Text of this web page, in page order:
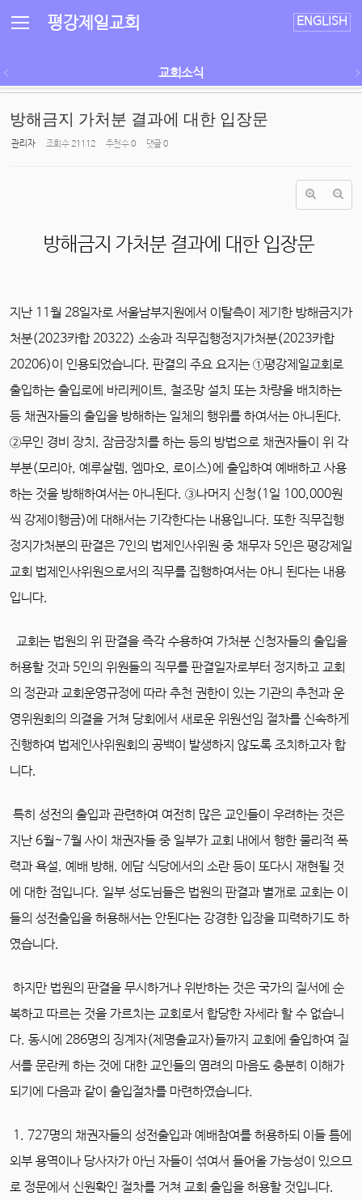
평강제일교회 ENGLISH
교회소식
방해금지 가처분 결과에 대한 입장문
관리자 조회 수21112 추천 수0 댓글0
방해금지 가처분 결과에 대한 입장문
지난 11월 28일자로 서울남부지원에서 이탈측이 제기한 방해금지가
처분(2023카합 20322) 소송과 직무집행정지가처분(2023카합
20206)이 인용되었습니다. 판결의 주요 요지는 ①평강제일교회로
출입하는 출입로에 바리케이트, 철조망 설치 또는 차량을 배치하는
등 채권자들의 출입을 방해하는 일체의 행위를 하여서는 아니된다.
②무인 경비 장치, 잠금장치를 하는 등의 방법으로 채권자들이 위 각
부분(모리아, 예루살렘, 엠마오, 로이스)에 출입하여 예배하고 사용
하는 것을 방해하여서는 아니된다. ③나머지 신청(1일 100,000원
씩 강제이행금)에 대해서는 기각한다는 내용입니다. 또한 직무집행
정지가처분의 판결은 7인의 법제인사위원 중 채무자 5인은 평강제일
교회 법제인사위원으로서의 직무를 집행하여서는 아니 된다는 내용
입니다.
교회는 법원의 위 판결을 즉각 수용하여 가처분 신청자들의 출입을
허용할 것과 5인의 위원들의 직무를 판결일자로부터 정지하고 교회
의 정관과 교회운영규정에 따라 추천 권한이 있는 기관의 추천과 운
영위원회의 의결을 거쳐 당회에서 새로운 위원선임 절차를 신속하게
진행하여 법제인사위원회의 공백이 발생하지 않도록 조치하고자 합
니다.
특히 성전의 출입과 관련하여 여전히 많은 교인들이 우려하는 것은
지난 6월~7월 사이 채권자들 중 일부가 교회 내에서 행한 물리적 폭
력과 욕설, 예배 방해, 에담 식당에서의 소란 등이 또다시 재현될 것
에 대한 점입니다. 일부 성도님들은 법원의 판결과 별개로 교회는 이
들의 성전출입을 허용해서는 안된다는 강경한 입장을 피력하기도 하
였습니다.
하지만 법원의 판결을 무시하거나 위반하는 것은 국가의 질서에 순
복하고 따르는 것을 가르치는 교회로서 합당한 자세라 할 수 없습니
다. 동시에 286명의 징계자(제명출교자)들까지 교회에 출입하여 질
서를 문란케 하는 것에 대한 교인들의 염려의 마음도 충분히 이해가
되기에 다음과 같이 출입절차를 마련하였습니다.
1. 727명의 채권자들의 성전출입과 예배참여를 허용하되 이들 틈에
외부 용역이나 당사자가 아닌 자들이 섞여서 들어올 가능성이 있으므
로 정문에서 신원확인 절차를 거쳐 교회 출입을 허용할 것입니다.